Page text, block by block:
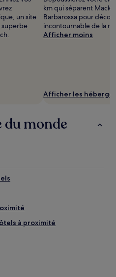
un site
superbe
km qui séparent
Barbarossa pour
incontournable de la
Afficher moins
Afficher les
du monde
à proximité